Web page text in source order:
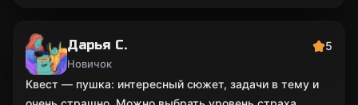
Дарья С.
Новичок
5
Квест — пушка: интересный сюжет, задачи в тему и